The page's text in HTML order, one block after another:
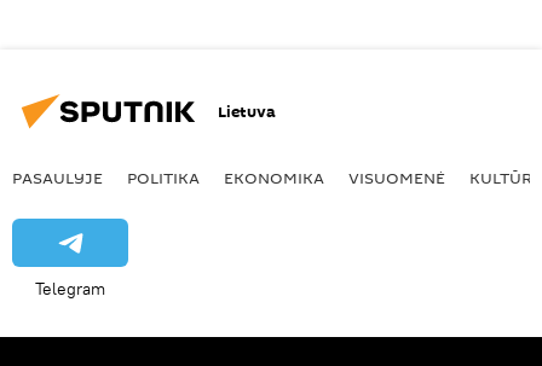
Lietuva
PASAULYJE POLITIKA EKONOMIKA VISUOMENĖ KULTŪRA
Telegram